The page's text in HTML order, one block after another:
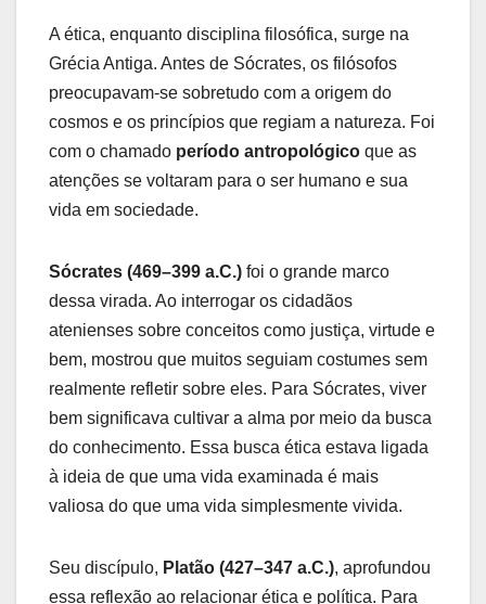
A ética, enquanto disciplina filosófica, surge na
Grécia Antiga. Antes de Sócrates, os filósofos
preocupavam-se sobretudo com a origem do
cosmos e os princípios que regiam a natureza. Foi
com o chamado período antropológico que as
atenções se voltaram para o ser humano e sua
vida em sociedade.
Sócrates (469–399 a.C.) foi o grande marco
dessa virada. Ao interrogar os cidadãos
atenienses sobre conceitos como justiça, virtude e
bem, mostrou que muitos seguiam costumes sem
realmente refletir sobre eles. Para Sócrates, viver
bem significava cultivar a alma por meio da busca
do conhecimento. Essa busca ética estava ligada
à ideia de que uma vida examinada é mais
valiosa do que uma vida simplesmente vivida.
Seu discípulo, Platão (427–347 a.C.), aprofundou
essa reflexão ao relacionar ética e política. Para